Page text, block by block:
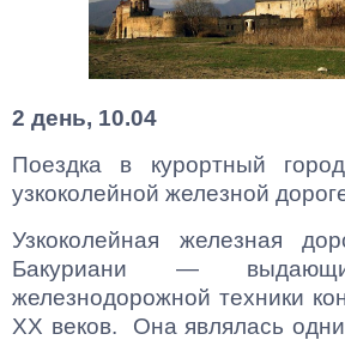
2 день, 10.04
Поездка в курортный
узкоколейной железной
Узкоколейная железная
Бакуриани —
железнодорожной техники
XX веков. Она являлась